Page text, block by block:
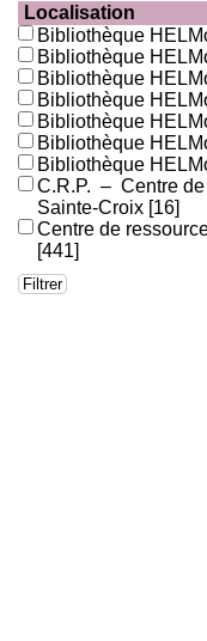
Localisation
Bibliothèque
Bibliothèque
Bibliothèque
Bibliothèque
Bibliothèque
Bibliothèque
Bibliothèque
C.R.P. – Centre
Sainte-Croix [16]
Centre de
[441]